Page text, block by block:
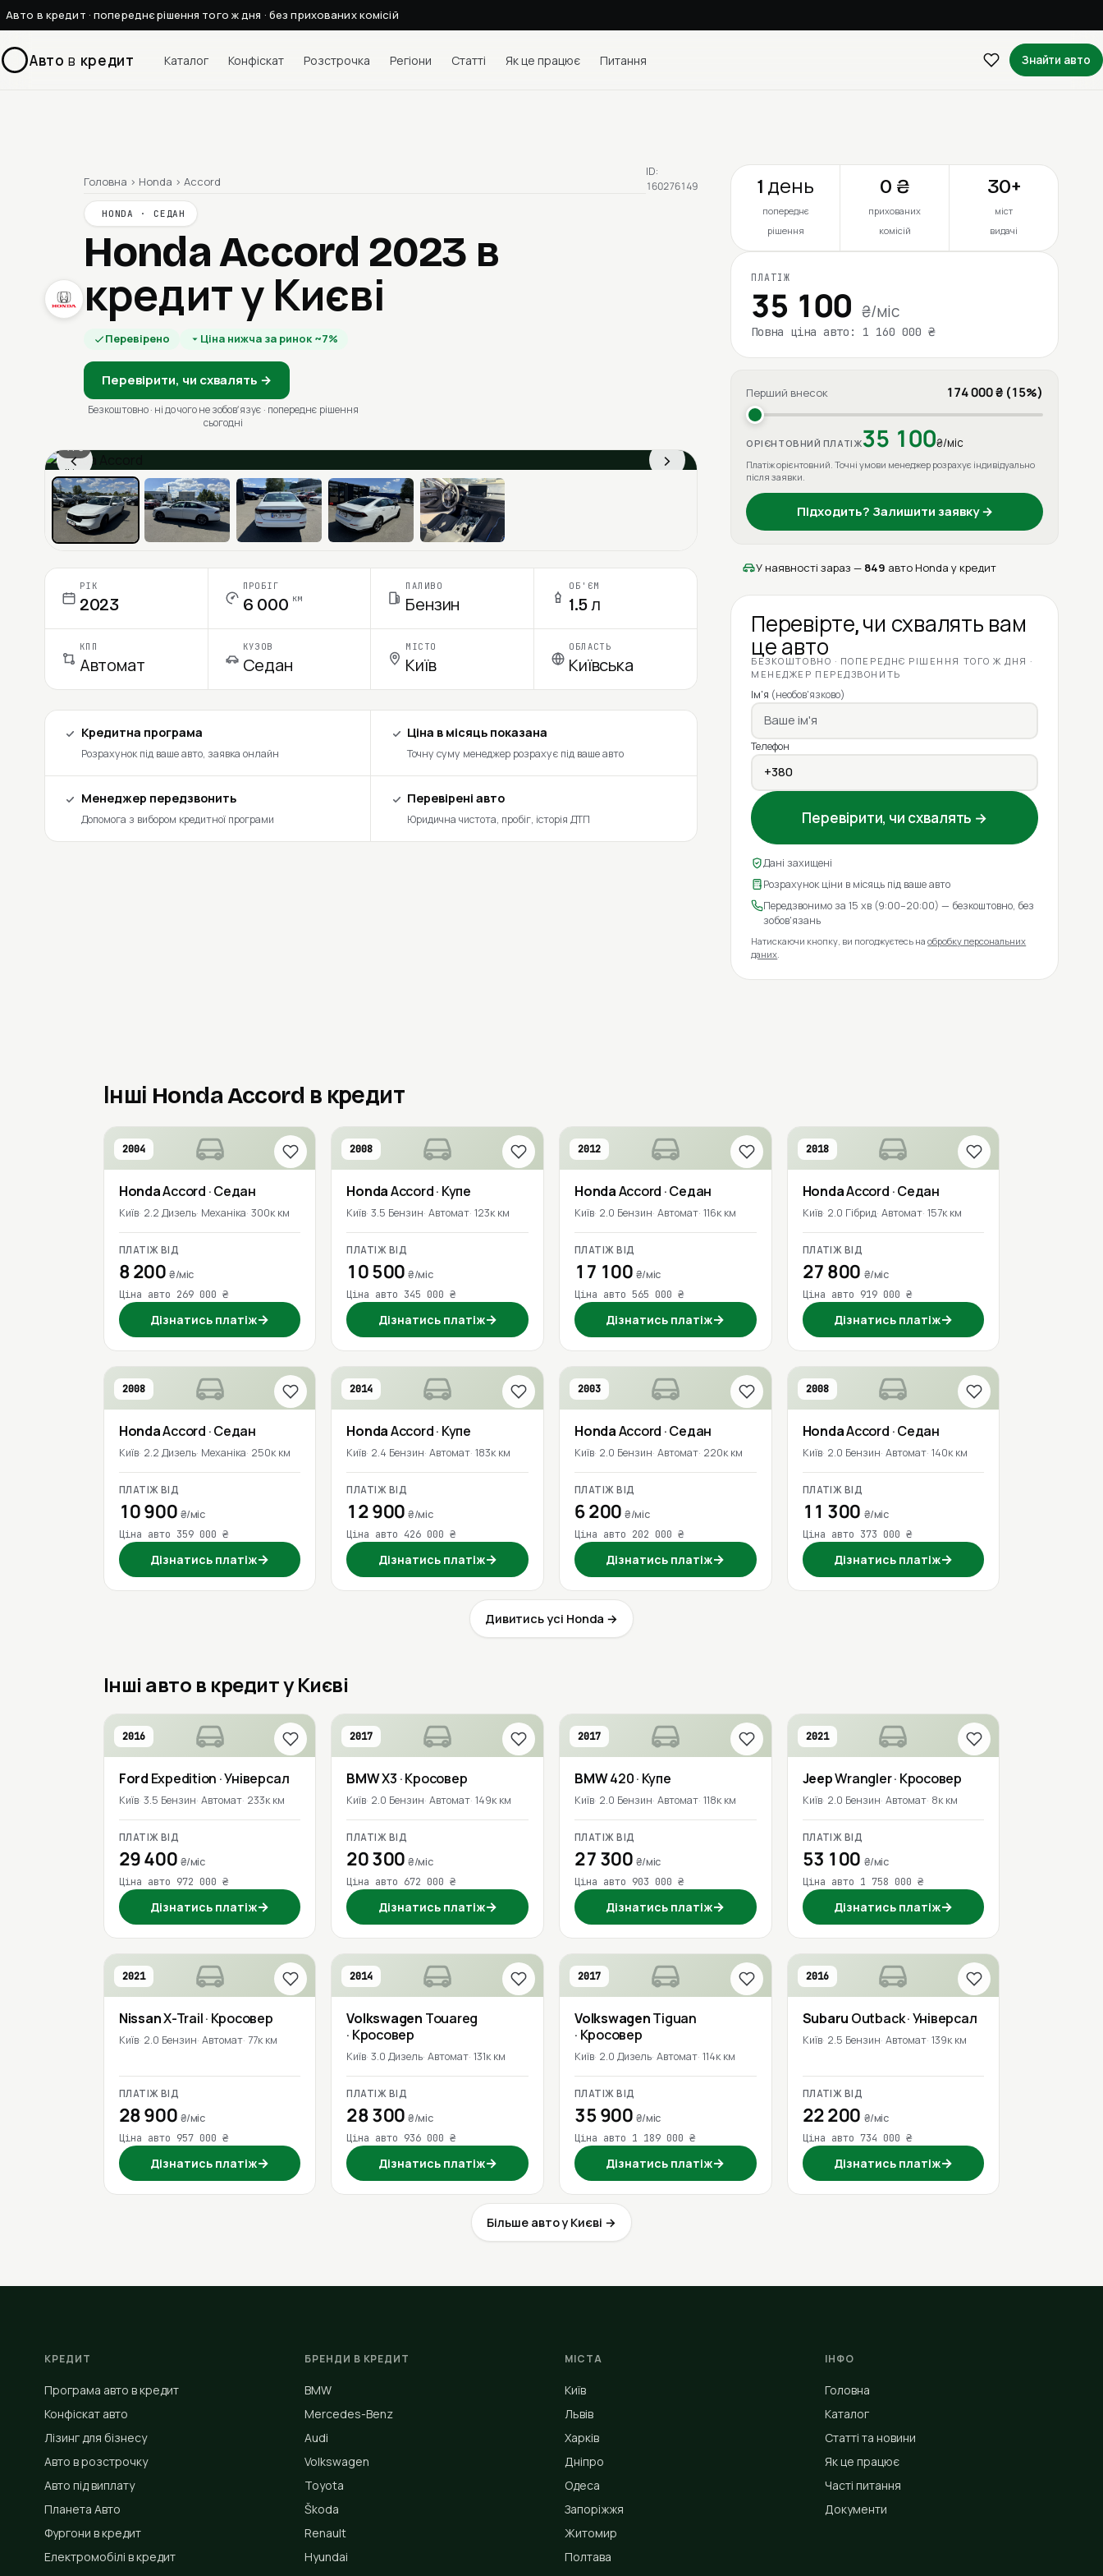
Авто в кредит · попереднє рішення того ж дня · без прихованих комісій
Авто в кредит Каталог Конфіскат Розстрочка Регіони Статті Як це працює Питання Знайти авто
Головна › Honda › Accord
HONDA · СЕДАН
Honda Accord 2023 в
кредит у Києві
Перевірено Ціна нижча за ринок ~7%
Перевірити, чи схвалять →
Безкоштовно · ні до чого не зобовʼязує · попереднє рішення
сьогодні
ID:
160276149
‹ ›
1 / 6
Ціна в місяць
РІК
2023
ПРОБІГ
6 000 км
ПАЛИВО
Бензин
ОБ'ЄМ
1.5 л
КПП
Автомат
КУЗОВ
Седан
МІСТО
Київ
ОБЛАСТЬ
Київська
Кредитна програма
Розрахунок під ваше авто, заявка онлайн
Ціна в місяць показана
Точну суму менеджер розрахує під ваше авто
Менеджер передзвонить
Допомога з вибором кредитної програми
Перевірені авто
Юридична чистота, пробіг, історія ДТП
1 день
попереднє
рішення
0 ₴
прихованих
комісій
30+
міст
видачі
ПЛАТІЖ
35 100 ₴/міс
Повна ціна авто: 1 160 000 ₴
Перший внесок 174 000 ₴ (15%)
ОРІЄНТОВНИЙ ПЛАТІЖ35 100₴/міс
Платіж орієнтовний. Точні умови менеджер розрахує індивідуально
після заявки.
Підходить? Залишити заявку →
У наявності зараз — 849 авто Honda у кредит
Перевірте, чи схвалять вам
це авто
БЕЗКОШТОВНО · ПОПЕРЕДНЄ РІШЕННЯ ТОГО Ж ДНЯ ·
МЕНЕДЖЕР ПЕРЕДЗВОНИТЬ
Ім'я (необов'язково)
Телефон
Перевірити, чи схвалять →
Дані захищені
Розрахунок ціни в місяць під ваше авто
Передзвонимо за 15 хв (9:00–20:00) — безкоштовно, без
зобов'язань
Натискаючи кнопку, ви погоджуєтесь наобробку персональних
даних
Інші Honda Accord в кредит
2004
HondaAccord · Седан
Київ 2.2 Дизель Механіка 300к км
ПЛАТІЖ ВІД
8 200₴/міс
Ціна авто 269 000 ₴
Дізнатись платіж→
2008
HondaAccord· Купе
Київ 3.5 Бензин Автомат 123к км
ПЛАТІЖ ВІД
10 500₴/міс
Ціна авто 345 000 ₴
Дізнатись платіж→
2012
HondaAccord · Седан
Київ 2.0 Бензин Автомат 116к км
ПЛАТІЖ ВІД
17 100 ₴/міс
Ціна авто 565 000 ₴
Дізнатись платіж→
2018
HondaAccord · Седан
Київ 2.0 Гібрид Автомат 157к км
ПЛАТІЖ ВІД
27 800 ₴/міс
Ціна авто 919 000 ₴
Дізнатись платіж→
2008
HondaAccord · Седан
Київ 2.2 Дизель Механіка 250к км
ПЛАТІЖ ВІД
10 900 ₴/міс
Ціна авто 359 000 ₴
Дізнатись платіж→
2014
HondaAccord· Купе
Київ 2.4 Бензин Автомат 183к км
ПЛАТІЖ ВІД
12 900₴/міс
Ціна авто 426 000 ₴
Дізнатись платіж→
2003
HondaAccord · Седан
Київ 2.0 Бензин Автомат 220к км
ПЛАТІЖ ВІД
6 200₴/міс
Ціна авто 202 000 ₴
Дізнатись платіж→
2008
HondaAccord · Седан
Київ 2.0 Бензин Автомат 140к км
ПЛАТІЖ ВІД
11 300 ₴/міс
Ціна авто 373 000 ₴
Дізнатись платіж→
Дивитись усі Honda →
Інші авто в кредит у Києві
2016
Ford Expedition · Універсал
Київ 3.5 Бензин Автомат 233к км
ПЛАТІЖ ВІД
29 400 ₴/міс
Ціна авто 972 000 ₴
Дізнатись платіж→
2017
BMWX3 · Кросовер
Київ 2.0 Бензин Автомат 149к км
ПЛАТІЖ ВІД
20 300₴/міс
Ціна авто 672 000 ₴
Дізнатись платіж→
2017
BMW420· Купе
Київ 2.0 Бензин Автомат 118к км
ПЛАТІЖ ВІД
27 300 ₴/міс
Ціна авто 903 000 ₴
Дізнатись платіж→
2021
JeepWrangler· Кросовер
Київ 2.0 Бензин Автомат 8к км
ПЛАТІЖ ВІД
53 100 ₴/міс
Ціна авто 1 758 000 ₴
Дізнатись платіж→
2021
NissanX-Trail· Кросовер
Київ 2.0 Бензин Автомат 77к км
ПЛАТІЖ ВІД
28 900 ₴/міс
Ціна авто 957 000 ₴
Дізнатись платіж→
2014
Volkswagen Touareg
· Кросовер
Київ 3.0 Дизель Автомат 131к км
ПЛАТІЖ ВІД
28 300₴/міс
Ціна авто 936 000 ₴
Дізнатись платіж→
2017
VolkswagenTiguan
· Кросовер
Київ 2.0 Дизель Автомат 114к км
ПЛАТІЖ ВІД
35 900 ₴/міс
Ціна авто 1 189 000 ₴
Дізнатись платіж→
2016
Subaru Outback· Універсал
Київ 2.5 Бензин Автомат 139к км
ПЛАТІЖ ВІД
22 200 ₴/міс
Ціна авто 734 000 ₴
Дізнатись платіж→
Більше авто у Києві →
КРЕДИТ
Програма авто в кредит
Конфіскат авто
Лізинг для бізнесу
Авто в розстрочку
Авто під виплату
Планета Авто
Фургони в кредит
Електромобілі в кредит
БРЕНДИ В КРЕДИТ
BMW
Mercedes-Benz
Audi
Volkswagen
Toyota
Škoda
Renault
Hyundai
МІСТА
Київ
Львів
Харків
Дніпро
Одеса
Запоріжжя
Житомир
Полтава
ІНФО
Головна
Каталог
Статті та новини
Як це працює
Часті питання
Документи